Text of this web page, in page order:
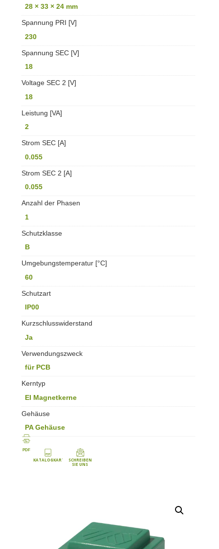
28 × 33 × 24 mm
Spannung PRI [V]
230
Spannung SEC [V]
18
Voltage SEC 2 [V]
18
Leistung [VA]
2
Strom SEC [A]
0.055
Strom SEC 2 [A]
0.055
Anzahl der Phasen
1
Schutzklasse
B
Umgebungstemperatur [°C]
60
Schutzart
IP00
Kurzschlusswiderstand
Ja
Verwendungszweck
für PCB
Kerntyp
EI Magnetkerne
Gehäuse
PA Gehäuse
PDF
KATALOGKARTE
SCHREIBEN
SIE UNS